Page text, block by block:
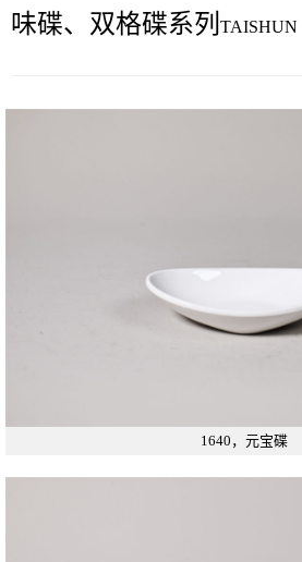
味碟、双格碟系列 TAISHUN
1640，元宝碟